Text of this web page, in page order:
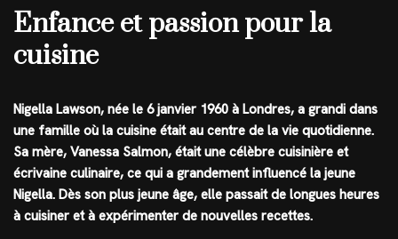
Enfance et passion pour la
cuisine
Nigella Lawson, née le 6 janvier 1960 à Londres, a grandi dans
une famille où la cuisine était au centre de la vie quotidienne.
Sa mère, Vanessa Salmon, était une célèbre cuisinière et
écrivaine culinaire, ce qui a grandement influencé la jeune
Nigella. Dès son plus jeune âge, elle passait de longues heures
à cuisiner et à expérimenter de nouvelles recettes.